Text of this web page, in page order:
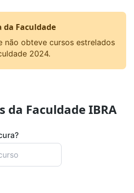
da Faculdade
não obteve cursos estrelados
2024.
da Faculdade IBRA